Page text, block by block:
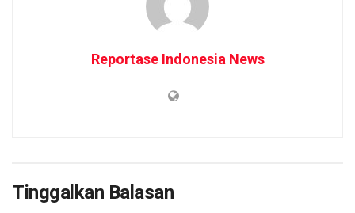
Reportase Indonesia News
Tinggalkan Balasan